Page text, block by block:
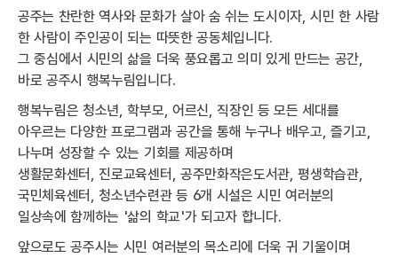
공주는 찬란한 역사와 문화가 살아 숨 쉬는 도시이자, 시민 한 사람
한 사람이 주인공이 되는 따뜻한 공동체입니다.
그 중심에서 시민의 삶을 더욱 풍요롭고 의미 있게 만드는 공간,
바로 공주시 행복누림입니다.
행복누림은 청소년, 학부모, 어르신, 직장인 등 모든 세대를
아우르는 다양한 프로그램과 공간을 통해 누구나 배우고, 즐기고,
나누며 성장할 수 있는 기회를 제공하며
생활문화센터, 진로교육센터, 공주만화작은도서관, 평생학습관,
국민체육센터, 청소년수련관 등 6개 시설은 시민 여러분의
일상속에 함께하는 '삶의 학교'가 되고자 합니다.
앞으로도 공주시는 시민 여러분의 목소리에 더욱 귀 기울이며